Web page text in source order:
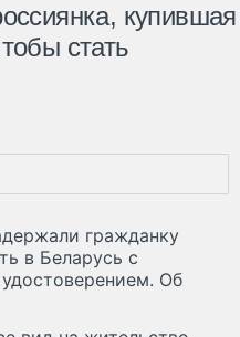
купившая
стать
гражданку
в Беларусь с
Об